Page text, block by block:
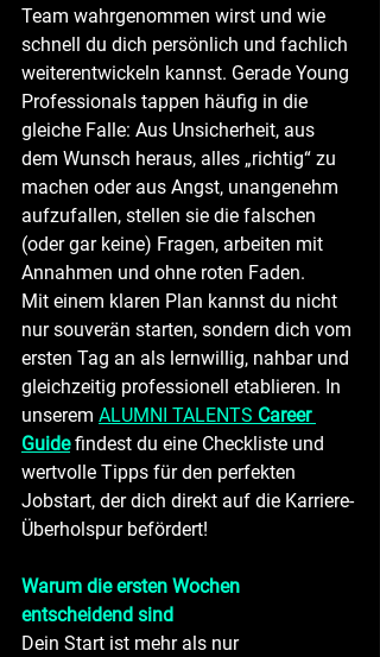
Team wahrgenommen wirst und wie
schnell du dich persönlich und fachlich
weiterentwickeln kannst. Gerade Young
Professionals tappen häufig in die
gleiche Falle: Aus Unsicherheit, aus
dem Wunsch heraus, alles „richtig“ zu
machen oder aus Angst, unangenehm
aufzufallen, stellen sie die falschen
(oder gar keine) Fragen, arbeiten mit
Annahmen und ohne roten Faden.
Mit einem klaren Plan kannst du nicht
nur souverän starten, sondern dich vom
ersten Tag an als lernwillig, nahbar und
gleichzeitig professionell etablieren. In
unserem ALUMNI TALENTS Career
Guide findest du eine Checkliste und
wertvolle Tipps für den perfekten
Jobstart, der dich direkt auf die Karriere-
Überholspur befördert!
Warum die ersten Wochen
entscheidend sind
Dein Start ist mehr als nur